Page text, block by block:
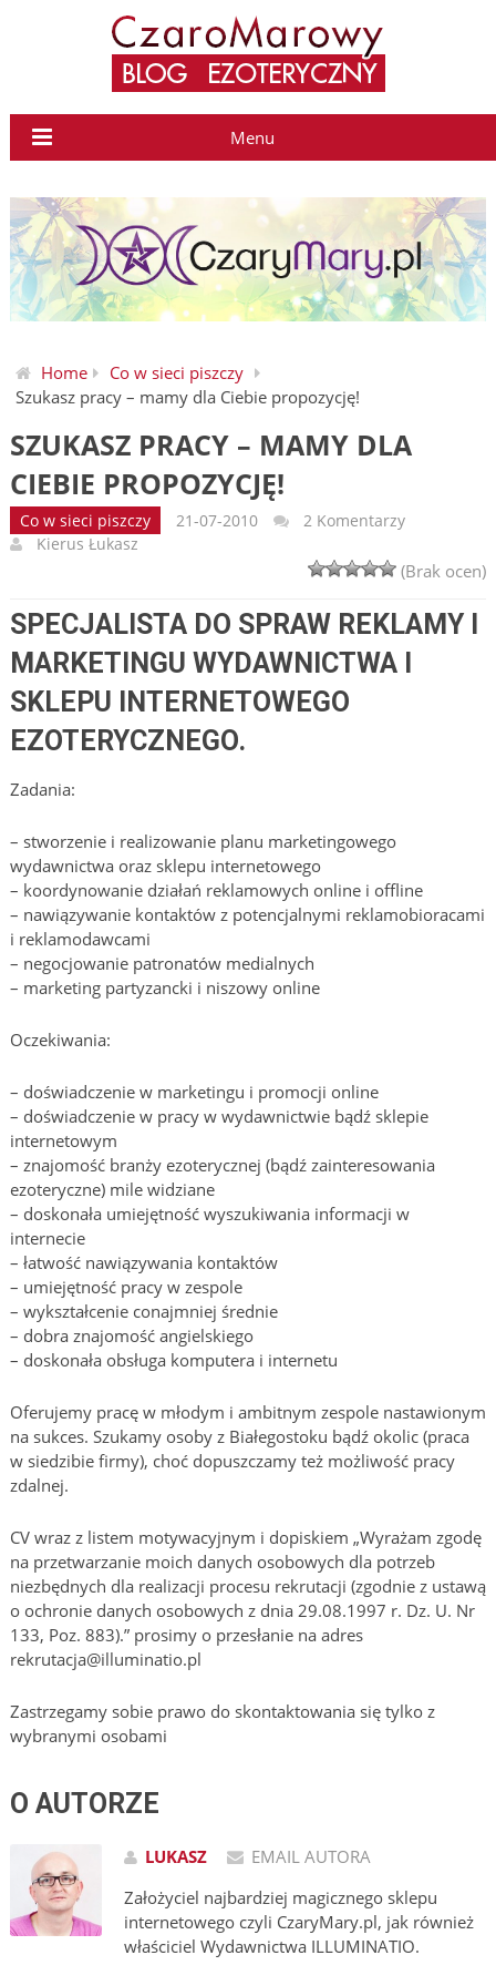
Menu
Home
Co w sieci piszczy
Szukasz pracy – mamy dla Ciebie propozycję!
SZUKASZ PRACY – MAMY DLA
CIEBIE PROPOZYCJĘ!
Co w sieci piszczy 21-07-2010
2 Komentarzy
Kierus Łukasz
(Brak ocen)
SPECJALISTA DO SPRAW REKLAMY I
MARKETINGU WYDAWNICTWA I
SKLEPU INTERNETOWEGO
EZOTERYCZNEGO.
Zadania:
– stworzenie i realizowanie planu marketingowego
wydawnictwa oraz sklepu internetowego
– koordynowanie działań reklamowych online i offline
– nawiązywanie kontaktów z potencjalnymi reklamobioracami
i reklamodawcami
– negocjowanie patronatów medialnych
– marketing partyzancki i niszowy online
Oczekiwania:
– doświadczenie w marketingu i promocji online
– doświadczenie w pracy w wydawnictwie bądź sklepie
internetowym
– znajomość branży ezoterycznej (bądź zainteresowania
ezoteryczne) mile widziane
– doskonała umiejętność wyszukiwania informacji w
internecie
– łatwość nawiązywania kontaktów
– umiejętność pracy w zespole
– wykształcenie conajmniej średnie
– dobra znajomość angielskiego
– doskonała obsługa komputera i internetu
Oferujemy pracę w młodym i ambitnym zespole nastawionym
na sukces. Szukamy osoby z Białegostoku bądź okolic (praca
w siedzibie firmy), choć dopuszczamy też możliwość pracy
zdalnej.
CV wraz z listem motywacyjnym i dopiskiem „Wyrażam zgodę
na przetwarzanie moich danych osobowych dla potrzeb
niezbędnych dla realizacji procesu rekrutacji (zgodnie z ustawą
o ochronie danych osobowych z dnia 29.08.1997 r. Dz. U. Nr
133, Poz. 883).” prosimy o przesłanie na adres
rekrutacja@illuminatio.pl
Zastrzegamy sobie prawo do skontaktowania się tylko z
wybranymi osobami
O AUTORZE
LUKASZ
EMAIL AUTORA
Założyciel najbardziej magicznego sklepu
internetowego czyli CzaryMary.pl, jak również
właściciel Wydawnictwa ILLUMINATIO.